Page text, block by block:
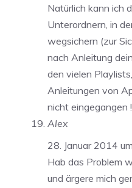
Natürlich kann ich
Unterordnern, in
wegsichern (zur
nach Anleitung
den vielen
Anleitungen von
nicht eingegangen !
Alex
28. Januar 2014
Hab das Problem
und ärgere mich